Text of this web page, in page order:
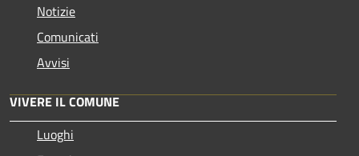
Notizie
Comunicati
Avvisi
VIVERE IL COMUNE
Luoghi